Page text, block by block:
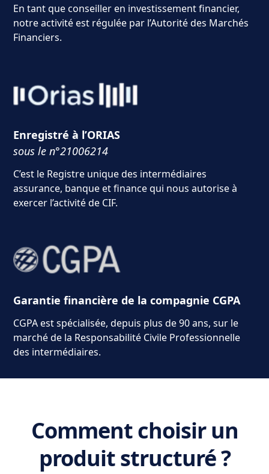
En tant que conseiller en investissement financier,
notre activité est régulée par l’Autorité des Marchés
Financiers.
Enregistré à l’ORIAS
sous le n°21006214
C’est le Registre unique des intermédiaires
assurance, banque et finance qui nous autorise à
exercer l’activité de CIF.
Garantie financière de la compagnie CGPA
CGPA est spécialisée, depuis plus de 90 ans, sur le
marché de la Responsabilité Civile Professionnelle
des intermédiaires.
Comment choisir un
produit structuré ?